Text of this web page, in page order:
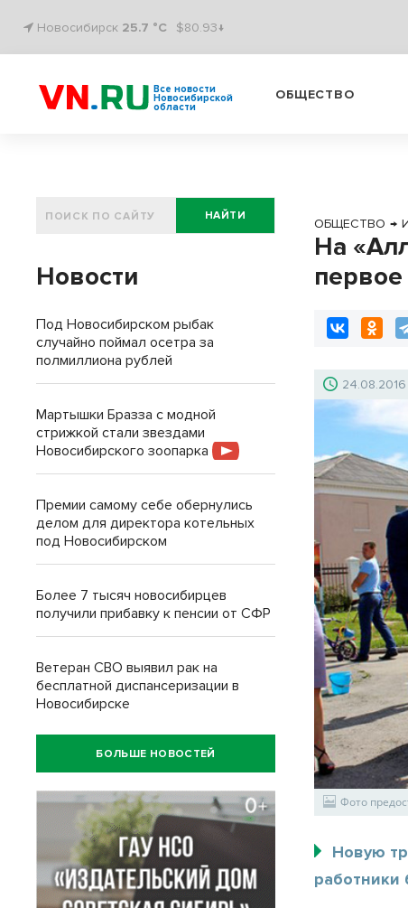
Новосибирск 25.7 °C $80.93↓
Все новости
Новосибирской
области
ОБЩЕСТВО
ОБЩЕСТВО →
На
24.08.2016
Фото
Новую
работники
НАЙТИ
Новости
Под Новосибирском рыбак
случайно поймал осетра за
полмиллиона рублей
Мартышки Бразза с модной
стрижкой стали звездами
Новосибирского зоопарка
Премии самому себе обернулись
делом для директора котельных
под Новосибирском
Более 7 тысяч новосибирцев
получили прибавку к пенсии от СФР
Ветеран СВО выявил рак на
бесплатной диспансеризации в
Новосибирске
БОЛЬШЕ НОВОСТЕЙ